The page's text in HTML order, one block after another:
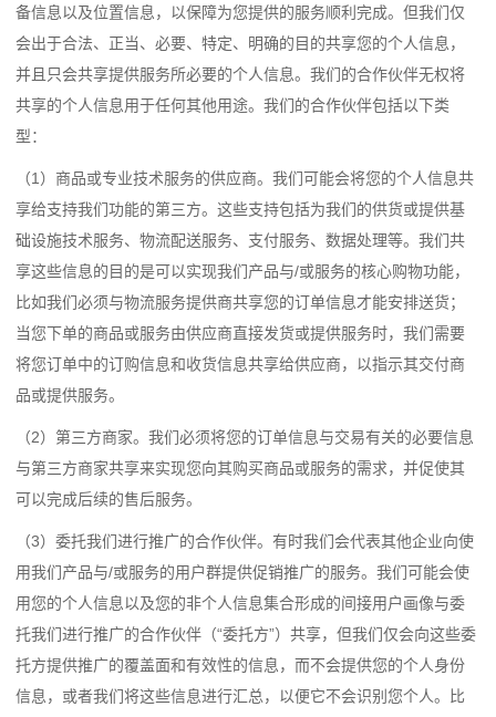
备信息以及位置信息，以保障为您提供的服务顺利完成。但我们仅
会出于合法、正当、必要、特定、明确的目的共享您的个人信息，
并且只会共享提供服务所必要的个人信息。我们的合作伙伴无权将
共享的个人信息用于任何其他用途。我们的合作伙伴包括以下类
型：
（1）商品或专业技术服务的供应商。我们可能会将您的个人信息共
享给支持我们功能的第三方。这些支持包括为我们的供货或提供基
础设施技术服务、物流配送服务、支付服务、数据处理等。我们共
享这些信息的目的是可以实现我们产品与/或服务的核心购物功能，
比如我们必须与物流服务提供商共享您的订单信息才能安排送货；
当您下单的商品或服务由供应商直接发货或提供服务时，我们需要
将您订单中的订购信息和收货信息共享给供应商，以指示其交付商
品或提供服务。
（2）第三方商家。我们必须将您的订单信息与交易有关的必要信息
与第三方商家共享来实现您向其购买商品或服务的需求，并促使其
可以完成后续的售后服务。
（3）委托我们进行推广的合作伙伴。有时我们会代表其他企业向使
用我们产品与/或服务的用户群提供促销推广的服务。我们可能会使
用您的个人信息以及您的非个人信息集合形成的间接用户画像与委
托我们进行推广的合作伙伴（“委托方”）共享，但我们仅会向这些委
托方提供推广的覆盖面和有效性的信息，而不会提供您的个人身份
信息，或者我们将这些信息进行汇总，以便它不会识别您个人。比